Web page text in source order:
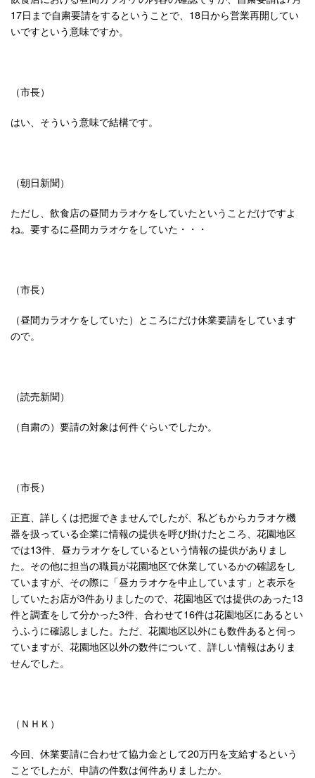
17日まで自粛要請をするということで、18日から営業再開してい
いですという意味ですか。
（市長）
はい、そういう意味で結構です。
（朝日新聞）
ただし、飲食店の昼間カラオケをしていたということだけですよ
ね。要するに昼間カラオケをしていた・・・
（市長）
（昼間カラオケをしていた）ところにだけ休業要請をしています
ので。
（読売新聞）
（自粛の）要請の対象は何件ぐらいでしたか。
（市長）
正直、詳しくは把握できませんでしたが、私どもからカラオケ機
器を扱っている企業に情報の提供を呼び掛けたところ、花園地区
では13件、昼カラオケをしているという情報の提供がありまし
た。その他に担当の職員が花園地区で休業しているかの確認をし
ていますが、その際に「昼カラオケを中止しています」と表示を
していたお店が3件ありましたので、花園地区では提供のあった13
件と調査をして分かった3件、合わせて16件は花園地区にあるとい
うふうに確認しました。ただ、花園地区以外にも数件あると伺っ
ていますが、花園地区以外の数件について、詳しい情報はありま
せんでした。
（ＮＨＫ）
今回、休業要請に合わせて協力金として20万円を支給するという
ことでしたが、申請の件数は何件ありましたか。